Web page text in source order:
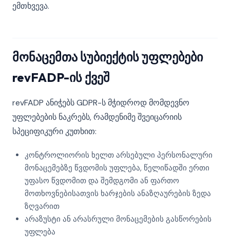
ემთხვევა.
მონაცემთა სუბიექტის უფლებები
revFADP-ის ქვეშ
revFADP ანიჭებს GDPR-ს მჭიდროდ მომდევნო
უფლებების ნაკრებს, რამდენიმე შვეიცარიის
სპეციფიკური კუთხით:
კონტროლიორის ხელთ არსებული პერსონალური
მონაცემებზე წვდომის უფლება, წელიწადში ერთი
უფასო წვდომით და შემდგომი ან ფართო
მოთხოვნებისათვის ხარჯების ანაზღაურების ზედა
ზღვარით
არაზუსტი ან არასრული მონაცემების გასწორების
უფლება